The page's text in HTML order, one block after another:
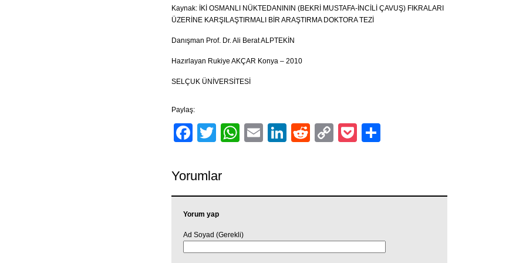
Kaynak: İKİ OSMANLI NÜKTEDANININ (BEKRİ MUSTAFA-İNCİLİ ÇAVUŞ) FIKRALARI
ÜZERİNE KARŞILAŞTIRMALI BİR ARAŞTIRMA DOKTORA TEZİ
Danışman Prof. Dr. Ali Berat ALPTEKİN
Hazırlayan Rukiye AKÇAR Konya – 2010
SELÇUK ÜNİVERSİTESİ
Paylaş:
Facebook
TwitterWhatsApp
EmailLinkedIn
RedditCopyPocket
Yorumlar
Yorum yap
Ad Soyad (Gerekli)